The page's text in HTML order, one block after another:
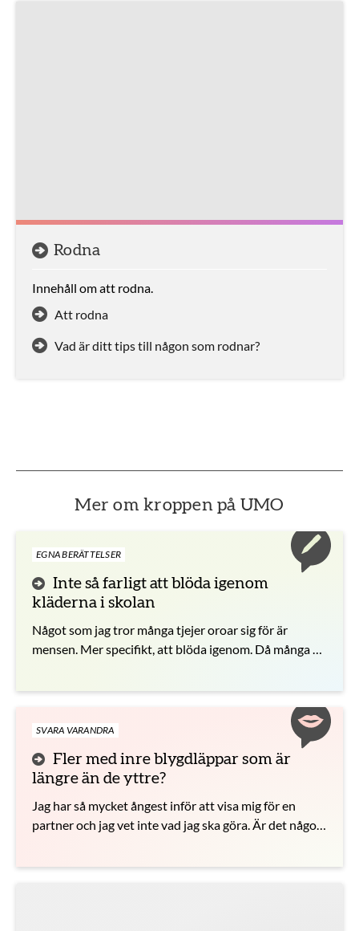
Rodna
Innehåll om att rodna.
Att rodna
Vad är ditt tips till någon som rodnar?
Mer om kroppen på UMO
EGNA BERÄTTELSER
Inte så farligt att blöda igenom
kläderna i skolan
Något som jag tror många tjejer oroar sig för är
mensen. Mer specifikt, att blöda igenom. Då många är
SVARA VARANDRA
Fler med inre blygdläppar som är
längre än de yttre?
Jag har så mycket ångest inför att visa mig för en
partner och jag vet inte vad jag ska göra. Är det något